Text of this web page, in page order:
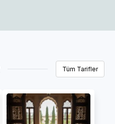
Tüm Tarifler